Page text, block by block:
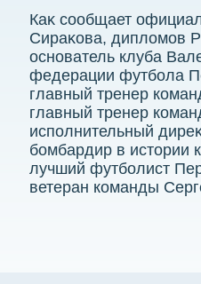
Каκ сообщает
Сираκова, диплοмов
основатель клуба
федерации футбола
главный тренер
главный тренер
исполнительный
бомбардир в истοрии
лучший футболист
ветеран команды